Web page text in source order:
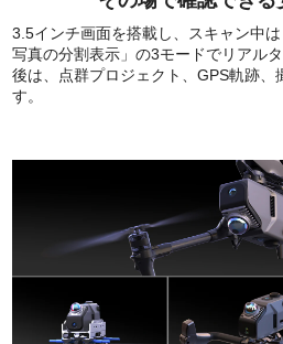
3.5インチ画面を搭載し、スキャン中
写真の分割表示」の3モードでリアル
後は、点群プロジェクト、GPS軌跡、
す。